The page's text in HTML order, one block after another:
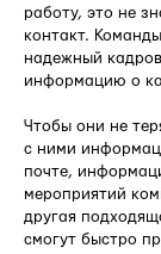
работу, это не
контакт.
надежный
информацию о
Чтобы они не
с ними
почте,
мероприятий
другая
смогут быстро